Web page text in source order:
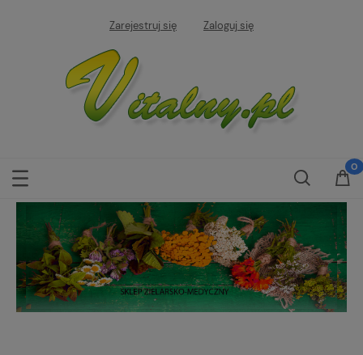
Zarejestruj się Zaloguj się